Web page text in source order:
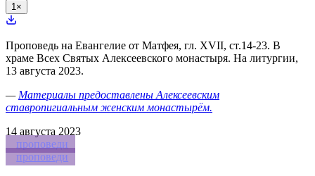
1 ×
Проповедь на Евангелие от Матфея, гл. XVII, ст.14-23. В
храме Всех Святых Алексеевского монастыря. На литургии,
13 августа 2023.
— Материалы предоставлены Алексеевским
ставропигиальным женским монастырём.
14 августа 2023
проповеди
проповеди